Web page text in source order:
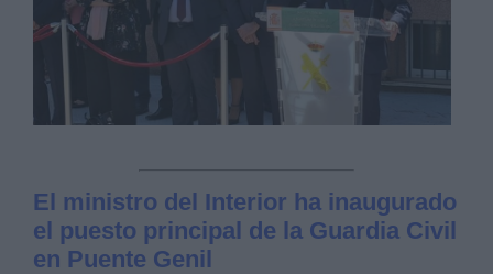
El ministro del Interior ha inaugurado
el puesto principal de la Guardia Civil
en Puente Genil